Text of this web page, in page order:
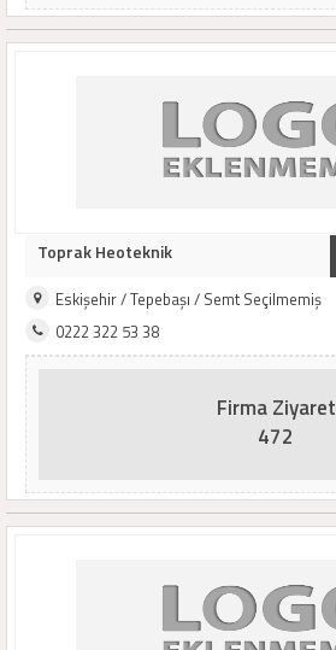
Toprak Heoteknik
Eskişehir / Tepebaşı / Semt Seçilmemiş
0222 322 53 38
Firma Ziyaret
472